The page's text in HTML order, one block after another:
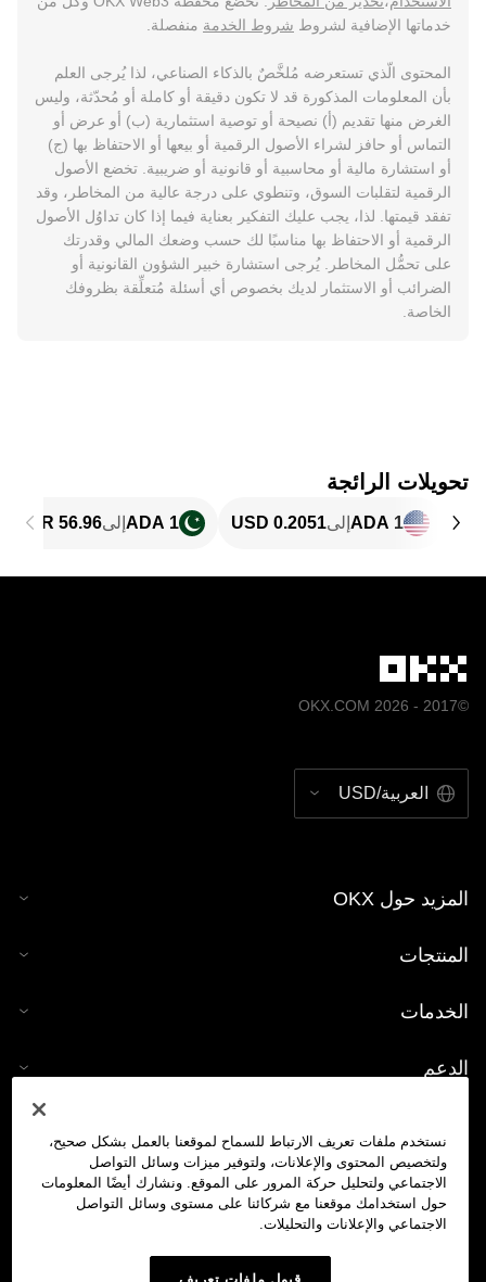
خدماتها الإضافية لشروط شروط الخدمة منفصلة.
المحتوى الّذي تستعرضه مُلخَّصٌ بالذكاء الصناعي، لذا يُرجى العلم
بأن المعلومات المذكورة قد لا تكون دقيقة أو كاملة أو مُحدّثة، وليس
الغرض منها تقديم (أ) نصيحة أو توصية استثمارية (ب) أو عرض أو
التماس أو حافز لشراء الأصول الرقمية أو بيعها أو الاحتفاظ بها (ج)
أو استشارة مالية أو محاسبية أو قانونية أو ضريبية. تخضع الأصول
الرقمية لتقلبات السوق، وتنطوي على درجة عالية من المخاطر، وقد
تفقد قيمتها. لذا، يجب عليك التفكير بعناية فيما إذا كان تداوُل الأصول
الرقمية أو الاحتفاظ بها مناسبًا لك حسب وضعك المالي وقدرتك
على تحمُّل المخاطر. يُرجى استشارة خبير الشؤون القانونية أو
الضرائب أو الاستثمار لديك بخصوص أي أسئلة مُتعلِّقة بظروفك
الخاصة.
تحويلات الرائجة
1 ADA إلى 1 ADA إلى
©2017 - 2026 OKX.COM
العربية/USD
المزيد حول OKX
المنتجات
الخدمات
الدعم
حاسبة العملات الرقمية
تداول
نستخدم ملفات تعريف الارتباط للسماح لموقعنا بالعمل بشكل صحيح،
ولتخصيص المحتوى والإعلانات، ولتوفير ميزات وسائل التواصل
الاجتماعي ولتحليل حركة المرور على الموقع. ونشارك أيضًا المعلومات
حول استخدامك موقعنا مع شركائنا على مستوى وسائل التواصل
الاجتماعي والإعلانات والتحليلات.